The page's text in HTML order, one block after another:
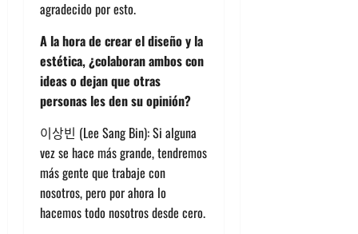
agradecido por esto.
A la hora de crear el diseño y la
estética, ¿colaboran ambos con
ideas o dejan que otras
personas les den su opinión?
이상빈 (Lee Sang Bin): Si alguna
vez se hace más grande, tendremos
más gente que trabaje con
nosotros, pero por ahora lo
hacemos todo nosotros desde cero.